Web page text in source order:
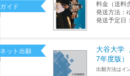
ガイド 料金（送料
発送方法：
発送予定日：
ネット出願 大谷大学
7年度版）
出願方法はイ